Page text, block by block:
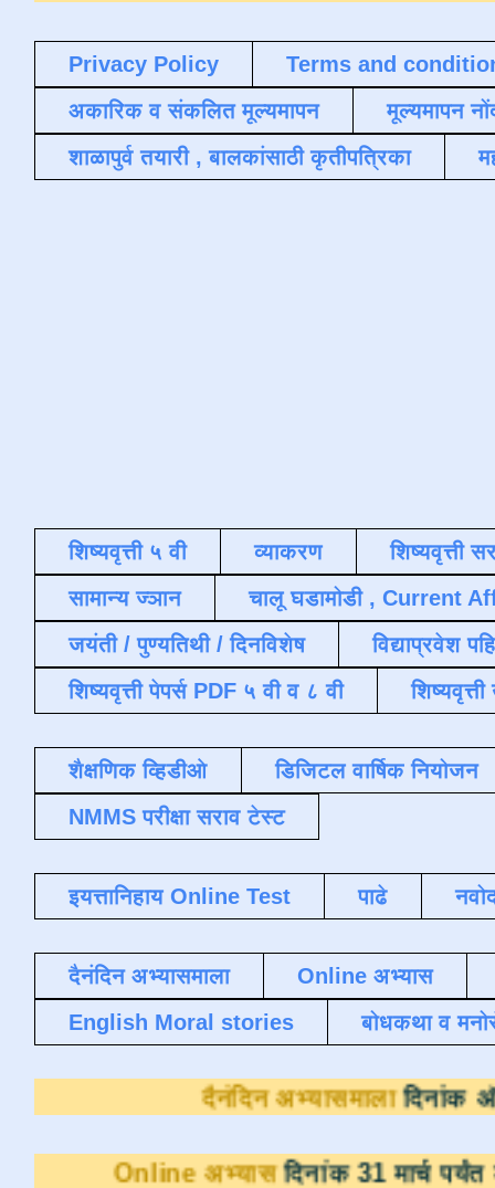
Privacy Policy
Terms and
अकारिक व संकलित मूल्यमापन
मूल्यमापन
शाळापुर्व तयारी , बालकांसाठी कृतीपत्रिका
शिष्यवृत्ती ५ वी व्याकरण
शिष्यवृत्ती
सामान्य ज्ञान
चालू घडामोडी , Current
जयंती / पुण्यतिथी / दिनविशेष
विद्याप्रवेश
शिष्यवृत्ती पेपर्स PDF ५ वी व ८ वी
शैक्षणिक व्हिडीओ
डिजिटल वार्षिक नियोजन
NMMS परीक्षा सराव टेस्ट
इयत्तानिहाय Online Test पाढे
दैनंदिन अभ्यासमाला
Online अभ्यास
English Moral stories
बोधकथा व
दैनंदिन
अभ्यासदिनांक 31 मार्च पर्यंत